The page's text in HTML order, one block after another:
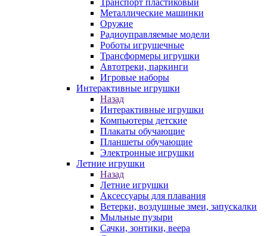
Транспорт пластиковый
Металлические машинки
Оружие
Радиоуправляемые модели
Роботы игрушечные
Трансформеры игрушки
Автотреки, паркинги
Игровые наборы
Интерактивные игрушки
Назад
Интерактивные игрушки
Компьютеры детские
Плакаты обучающие
Планшеты обучающие
Электронные игрушки
Летние игрушки
Назад
Летние игрушки
Аксессуары для плавания
Ветерки, воздушные змеи, запускалки
Мыльные пузыри
Сачки, зонтики, веера